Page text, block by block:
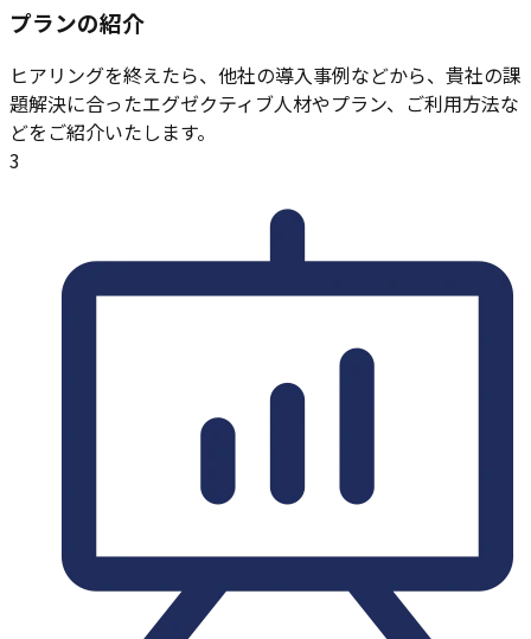
プランの紹介
ヒアリングを終えたら、他社の導入事例などから、貴社の課
題解決に合ったエグゼクティブ人材やプラン、ご利用方法な
どをご紹介いたします。
3